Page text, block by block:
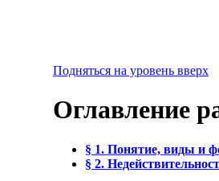
Подняться на уровень вверх
Оглавление
§ 1. Понятие, виды и
§ 2.